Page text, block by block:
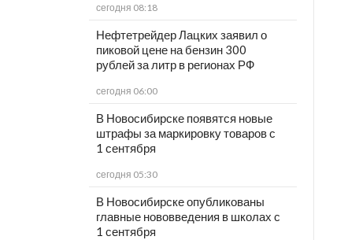
сегодня 08:18
Нефтетрейдер Лацких заявил о
пиковой цене на бензин 300
рублей за литр в регионах РФ
сегодня 06:00
В Новосибирске появятся новые
штрафы за маркировку товаров с
1 сентября
сегодня 05:30
В Новосибирске опубликованы
главные нововведения в школах с
1 сентября